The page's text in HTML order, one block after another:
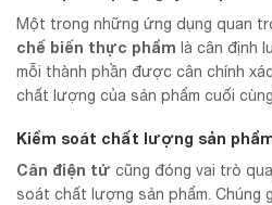
Một trong những ứng dụng quan
chế biến thực phẩm là cân định
mỗi thành phần được cân chính
chất lượng của sản phẩm cuối cùng.
Kiểm soát chất lượng sản
Cân điện tử cũng đóng vai trò
soát chất lượng sản phẩm. Chúng